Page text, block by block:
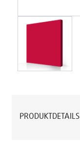
PRODUKTDETAILS